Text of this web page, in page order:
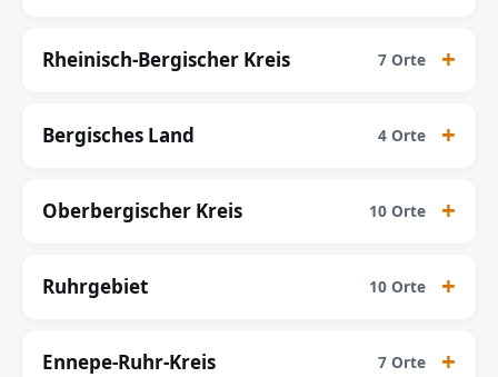
Rheinisch-Bergischer Kreis 7 Orte
Bergisches Land 4 Orte
Oberbergischer Kreis 10 Orte
Ruhrgebiet 10 Orte
Ennepe-Ruhr-Kreis 7 Orte